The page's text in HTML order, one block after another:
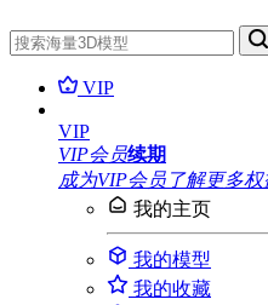
VIP
VIP
VIP会员续期
成为VIP会员 了解更多权
我的主页
我的模型
我的收藏